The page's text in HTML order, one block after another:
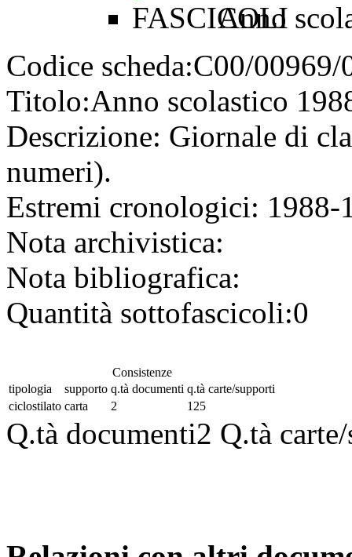
Anno
Codice scheda:C00/00969/
Titolo:Anno scolastico
Descrizione: Giornale di
numeri).
Estremi cronologici: 1988-
Nota archivistica:
Nota bibliografica:
Quantità sottofascicoli:0
Consistenze
tipologia
supporto q.tà documenti q.tà carte/supporti
ciclostilato carta 2 125
Q.tà documenti2 Q.tà